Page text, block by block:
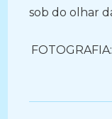
sob do olhar